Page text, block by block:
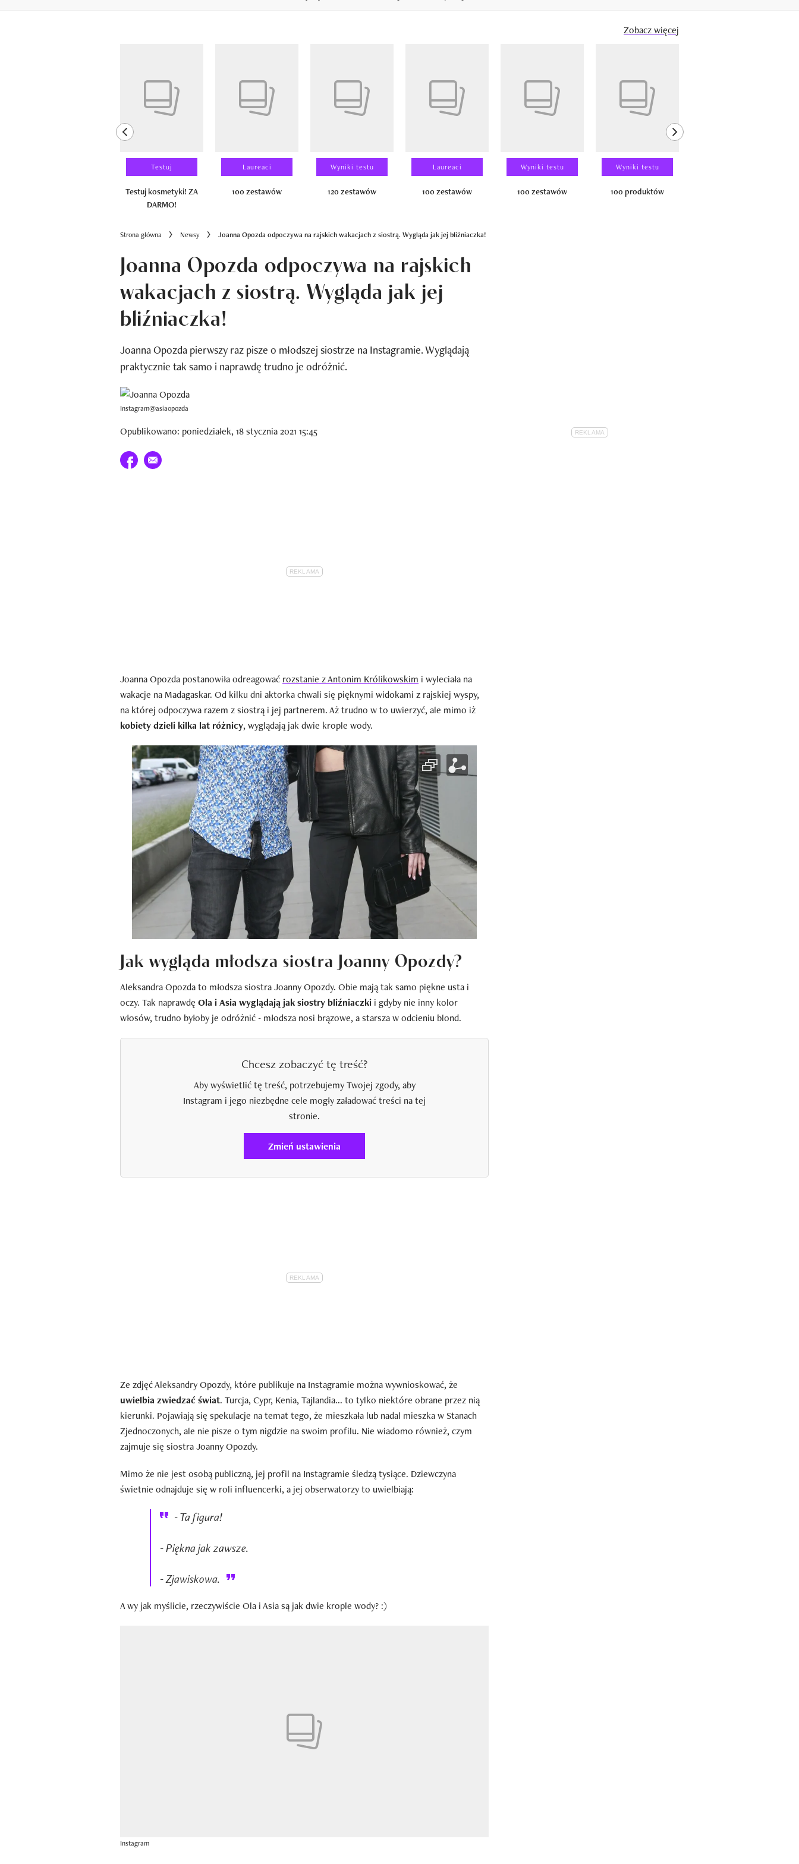
Zobacz więcej
previous element
Testuj
Testuj kosmetyki! ZA
DARMO!
Laureaci
100 zestawów
Wyniki testu
120 zestawów
Laureaci
100 zestawów
Wyniki testu
100 zestawów
Wyniki testu
100 produktów
next element
Strona główna Newsy Joanna Opozda odpoczywa na rajskich wakacjach z siostrą. Wygląda jak jej bliźniaczka!
Joanna Opozda odpoczywa na rajskich
wakacjach z siostrą. Wygląda jak jej
bliźniaczka!
Joanna Opozda pierwszy raz pisze o młodszej siostrze na Instagramie. Wyglądają
praktycznie tak samo i naprawdę trudno je odróżnić.
Instagram@asiaopozda
Opublikowano: poniedziałek, 18 stycznia 2021 15:45
Udostępnij na facebook
E-mail do przyjaciela
Joanna Opozda postanowiła odreagować rozstanie z Antonim Królikowskim i wyleciała na
wakacje na Madagaskar. Od kilku dni aktorka chwali się pięknymi widokami z rajskiej wyspy,
na której odpoczywa razem z siostrą i jej partnerem. Aż trudno w to uwierzyć, ale mimo iż
kobiety dzieli kilka lat różnicy, wyglądają jak dwie krople wody.
Jak wygląda młodsza siostra Joanny Opozdy?
Aleksandra Opozda to młodsza siostra Joanny Opozdy. Obie mają tak samo piękne usta i
oczy. Tak naprawdę Ola i Asia wyglądają jak siostry bliźniaczki i gdyby nie inny kolor
włosów, trudno byłoby je odróżnić - młodsza nosi brązowe, a starsza w odcieniu blond.
Chcesz zobaczyć tę treść?
Aby wyświetlić tę treść, potrzebujemy Twojej zgody, aby
Instagram i jego niezbędne cele mogły załadować treści na tej
stronie.
Zmień ustawienia
Ze zdjęć Aleksandry Opozdy, które publikuje na Instagramie można wywnioskować, że
uwielbia zwiedzać świat. Turcja, Cypr, Kenia, Tajlandia... to tylko niektóre obrane przez nią
kierunki. Pojawiają się spekulacje na temat tego, że mieszkała lub nadal mieszka w Stanach
Zjednoczonych, ale nie pisze o tym nigdzie na swoim profilu. Nie wiadomo również, czym
zajmuje się siostra Joanny Opozdy.
Mimo że nie jest osobą publiczną, jej profil na Instagramie śledzą tysiące. Dziewczyna
świetnie odnajduje się w roli influencerki, a jej obserwatorzy to uwielbiają:
- Ta figura!
- Piękna jak zawsze.
- Zjawiskowa.
A wy jak myślicie, rzeczywiście Ola i Asia są jak dwie krople wody? :)
Instagram